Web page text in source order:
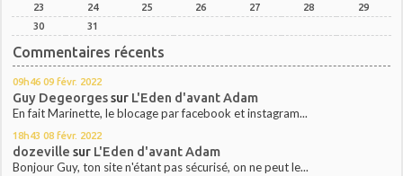
23
24 25 26 27 28
29
30
31
Commentaires récents
09h46 09 févr. 2022
Guy Degeorgessur L'Eden d'avant Adam
En fait Marinette, le blocage par facebook et instagram...
18h43 08 févr. 2022
dozeville sur L'Eden d'avant Adam
Bonjour Guy, ton site n'étant pas sécurisé, on ne peut le...